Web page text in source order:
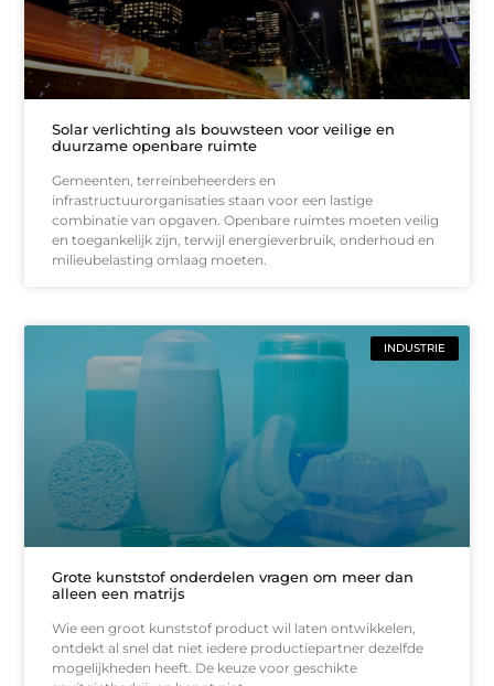
Solar verlichting als bouwsteen voor veilige en
duurzame openbare ruimte
Gemeenten, terreinbeheerders en
infrastructuurorganisaties staan voor een lastige
combinatie van opgaven. Openbare ruimtes moeten veilig
en toegankelijk zijn, terwijl energieverbruik, onderhoud en
milieubelasting omlaag moeten.
INDUSTRIE
Grote kunststof onderdelen vragen om meer dan
alleen een matrijs
Wie een groot kunststof product wil laten ontwikkelen,
ontdekt al snel dat niet iedere productiepartner dezelfde
mogelijkheden heeft. De keuze voor geschikte